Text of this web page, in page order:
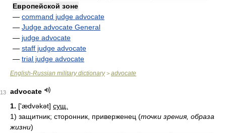
Европейской зоне
— command judge advocate
— Judge advocate General
— judge advocate
— staff judge advocate
— trial judge advocate
English-Russian military dictionary> advocate
13
advocate
1. ['ædvəkət] сущ.
1) защитник; сторонник, приверженец (точки зрения, образа
жизни)